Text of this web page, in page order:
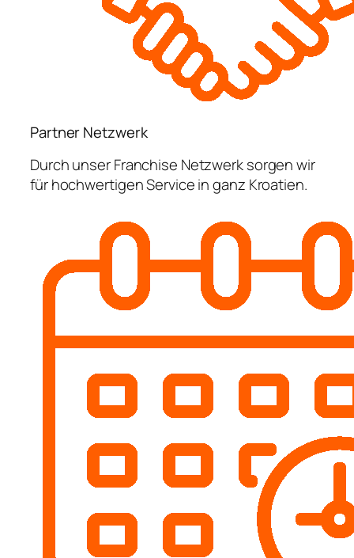
Partner Netzwerk
Durch unser Franchise Netzwerk sorgen wir
für hochwertigen Service in ganz Kroatien.